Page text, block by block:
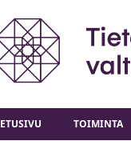
ETUSIVU TOIMINTA